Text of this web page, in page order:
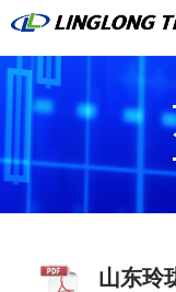
山东玲